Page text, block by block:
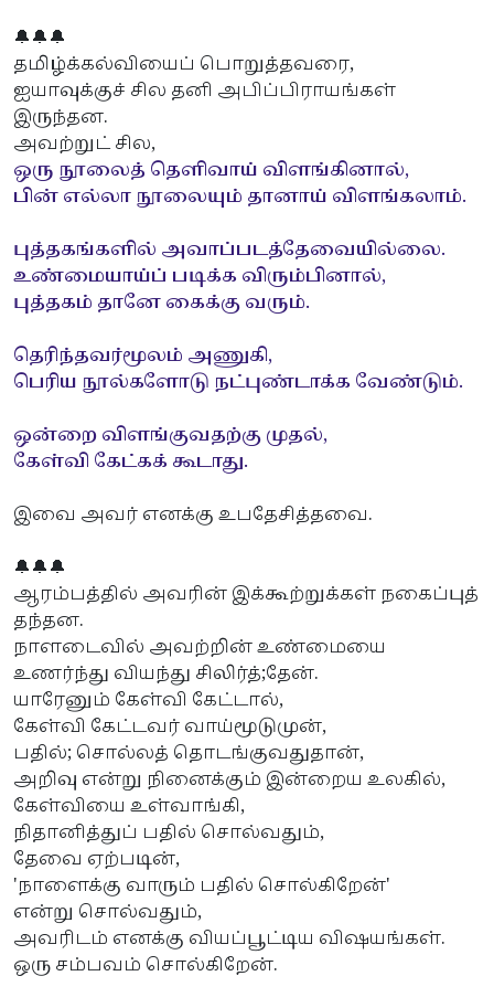
🔔🔔🔔
தமிழ்க்கல்வியைப் பொறுத்தவரை,
ஐயாவுக்குச் சில தனி அபிப்பிராயங்கள்
இருந்தன.
அவற்றுட் சில,
ஒரு நூலைத் தெளிவாய் விளங்கினால்,
பின் எல்லா நூலையும் தானாய் விளங்கலாம்.
புத்தகங்களில் அவாப்படத்தேவையில்லை.
உண்மையாய்ப் படிக்க விரும்பினால்,
புத்தகம் தானே கைக்கு வரும்.
தெரிந்தவர்மூலம் அணுகி,
பெரிய நூல்களோடு நட்புண்டாக்க வேண்டும்.
ஒன்றை விளங்குவதற்கு முதல்,
கேள்வி கேட்கக் கூடாது.
இவை அவர் எனக்கு உபதேசித்தவை.
🔔🔔🔔
ஆரம்பத்தில் அவரின் இக்கூற்றுக்கள் நகைப்புத்
தந்தன.
நாளடைவில் அவற்றின் உண்மையை
உணர்ந்து வியந்து சிலிர்த்;தேன்.
யாரேனும் கேள்வி கேட்டால்,
கேள்வி கேட்டவர் வாய்மூடுமுன்,
பதில்; சொல்லத் தொடங்குவதுதான்,
அறிவு என்று நினைக்கும் இன்றைய உலகில்,
கேள்வியை உள்வாங்கி,
நிதானித்துப் பதில் சொல்வதும்,
தேவை ஏற்படின்,
'நாளைக்கு வாரும் பதில் சொல்கிறேன்'
என்று சொல்வதும்,
அவரிடம் எனக்கு வியப்பூட்டிய விஷயங்கள்.
ஒரு சம்பவம் சொல்கிறேன்.